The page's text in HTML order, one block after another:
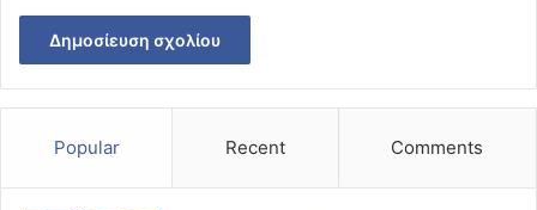
Popular Recent Comments